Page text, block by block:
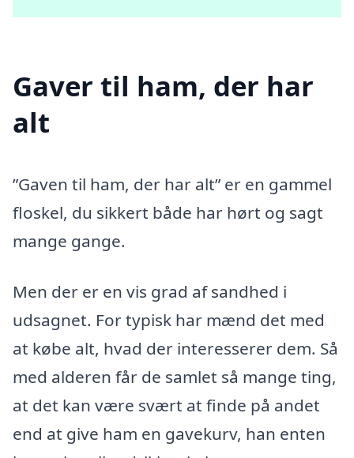
Gaver til ham, der har
alt
”Gaven til ham, der har alt” er en gammel
floskel, du sikkert både har hørt og sagt
mange gange.
Men der er en vis grad af sandhed i
udsagnet. For typisk har mænd det med
at købe alt, hvad der interesserer dem. Så
med alderen får de samlet så mange ting,
at det kan være svært at finde på andet
end at give ham en gavekurv, han enten